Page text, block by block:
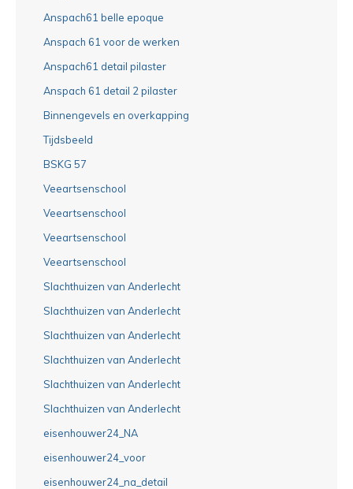
Anspach61 belle epoque
Anspach 61 voor de werken
Anspach61 detail pilaster
Anspach 61 detail 2 pilaster
Binnengevels en overkapping
Tijdsbeeld
BSKG 57
Veeartsenschool
Veeartsenschool
Veeartsenschool
Veeartsenschool
Slachthuizen van Anderlecht
Slachthuizen van Anderlecht
Slachthuizen van Anderlecht
Slachthuizen van Anderlecht
Slachthuizen van Anderlecht
Slachthuizen van Anderlecht
eisenhouwer24_NA
eisenhouwer24_voor
eisenhouwer24_na_detail